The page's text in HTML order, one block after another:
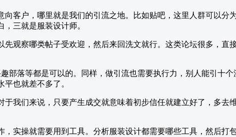
客户，哪里就是我们的引流之地。比如贴吧，这里人群可以分
三就是服装设计师。
观察哪类帖子受欢迎，然后来回洗文就行。这类论坛很多，直
部落等都是可以的。同样，做引流也需要执行力，别人能引十个
也就差不多了。
我们来说，只要产生成交就意味着初步信任就建立好了，多去
，实操就需要用到工具。分析服装设计都需要哪些工具，然后打